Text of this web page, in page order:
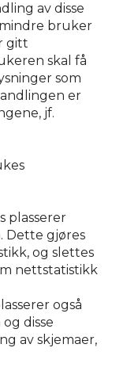
av disse
bruker
gitt
skal få
som
er
jf.
plasserer
Dette gjøres
og slettes
nettstatistikk
også
disse
av skjemaer,